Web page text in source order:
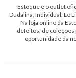
Estoque é o outlet
Dudalina, Individual, Le
Na loja online da
defeitos, de coleções
oportunidade da